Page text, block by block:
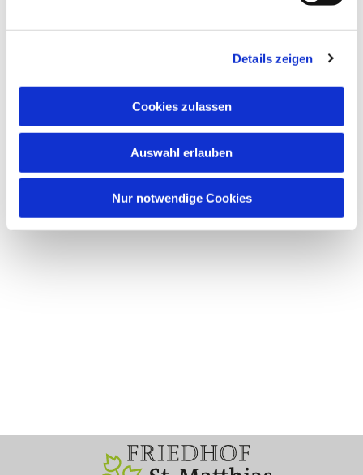
Details zeigen
Cookies zulassen
Auswahl erlauben
Nur notwendige Cookies